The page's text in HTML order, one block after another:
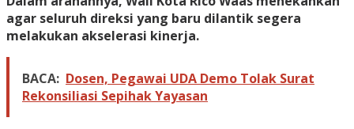
agar seluruh direksi yang baru dilantik segera
melakukan akselerasi kinerja.
BACA: Dosen, Pegawai UDA Demo Tolak Surat
Rekonsiliasi Sepihak Yayasan